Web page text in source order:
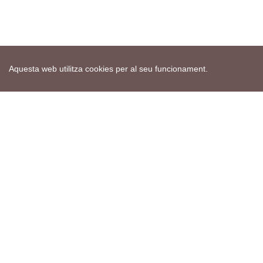
Aquesta web utilitza cookies per al seu funcionament.